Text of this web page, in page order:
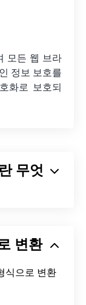
모든 웹 브라
정보 보호를
화로 보호되
무엇
협회(DVD
방지 기능이
으로 변환